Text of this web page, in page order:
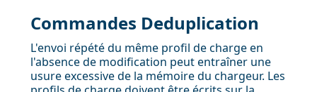
Commandes Deduplication
L'envoi répété du même profil de charge en
l'absence de modification peut entraîner une
usure excessive de la mémoire du chargeur. Les